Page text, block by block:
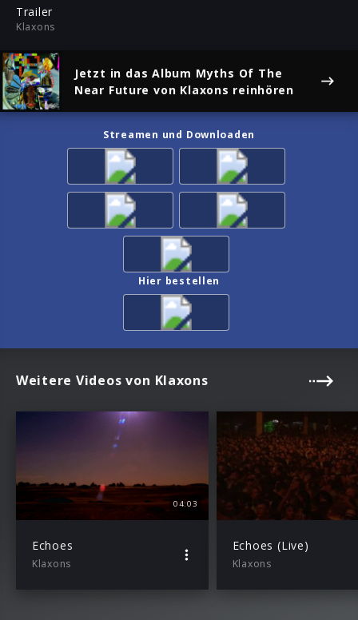
Trailer
Klaxons
Jetzt in das Album Myths Of The
Near Future von Klaxons reinhören
Streamen und Downloaden
Hier bestellen
Weitere Videos von Klaxons
04:03
Echoes
Klaxons
Echoes (Live)
Klaxons